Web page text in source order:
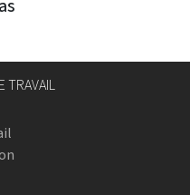
TRAVAIL